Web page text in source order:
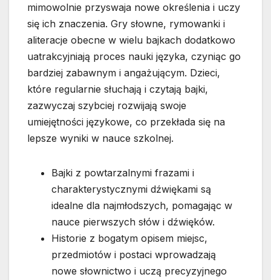
mimowolnie przyswaja nowe określenia i uczy
się ich znaczenia. Gry słowne, rymowanki i
aliteracje obecne w wielu bajkach dodatkowo
uatrakcyjniają proces nauki języka, czyniąc go
bardziej zabawnym i angażującym. Dzieci,
które regularnie słuchają i czytają bajki,
zazwyczaj szybciej rozwijają swoje
umiejętności językowe, co przekłada się na
lepsze wyniki w nauce szkolnej.
Bajki z powtarzalnymi frazami i
charakterystycznymi dźwiękami są
idealne dla najmłodszych, pomagając w
nauce pierwszych słów i dźwięków.
Historie z bogatym opisem miejsc,
przedmiotów i postaci wprowadzają
nowe słownictwo i uczą precyzyjnego